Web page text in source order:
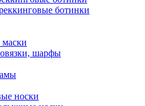
ботинки
маски
шарфы
носки